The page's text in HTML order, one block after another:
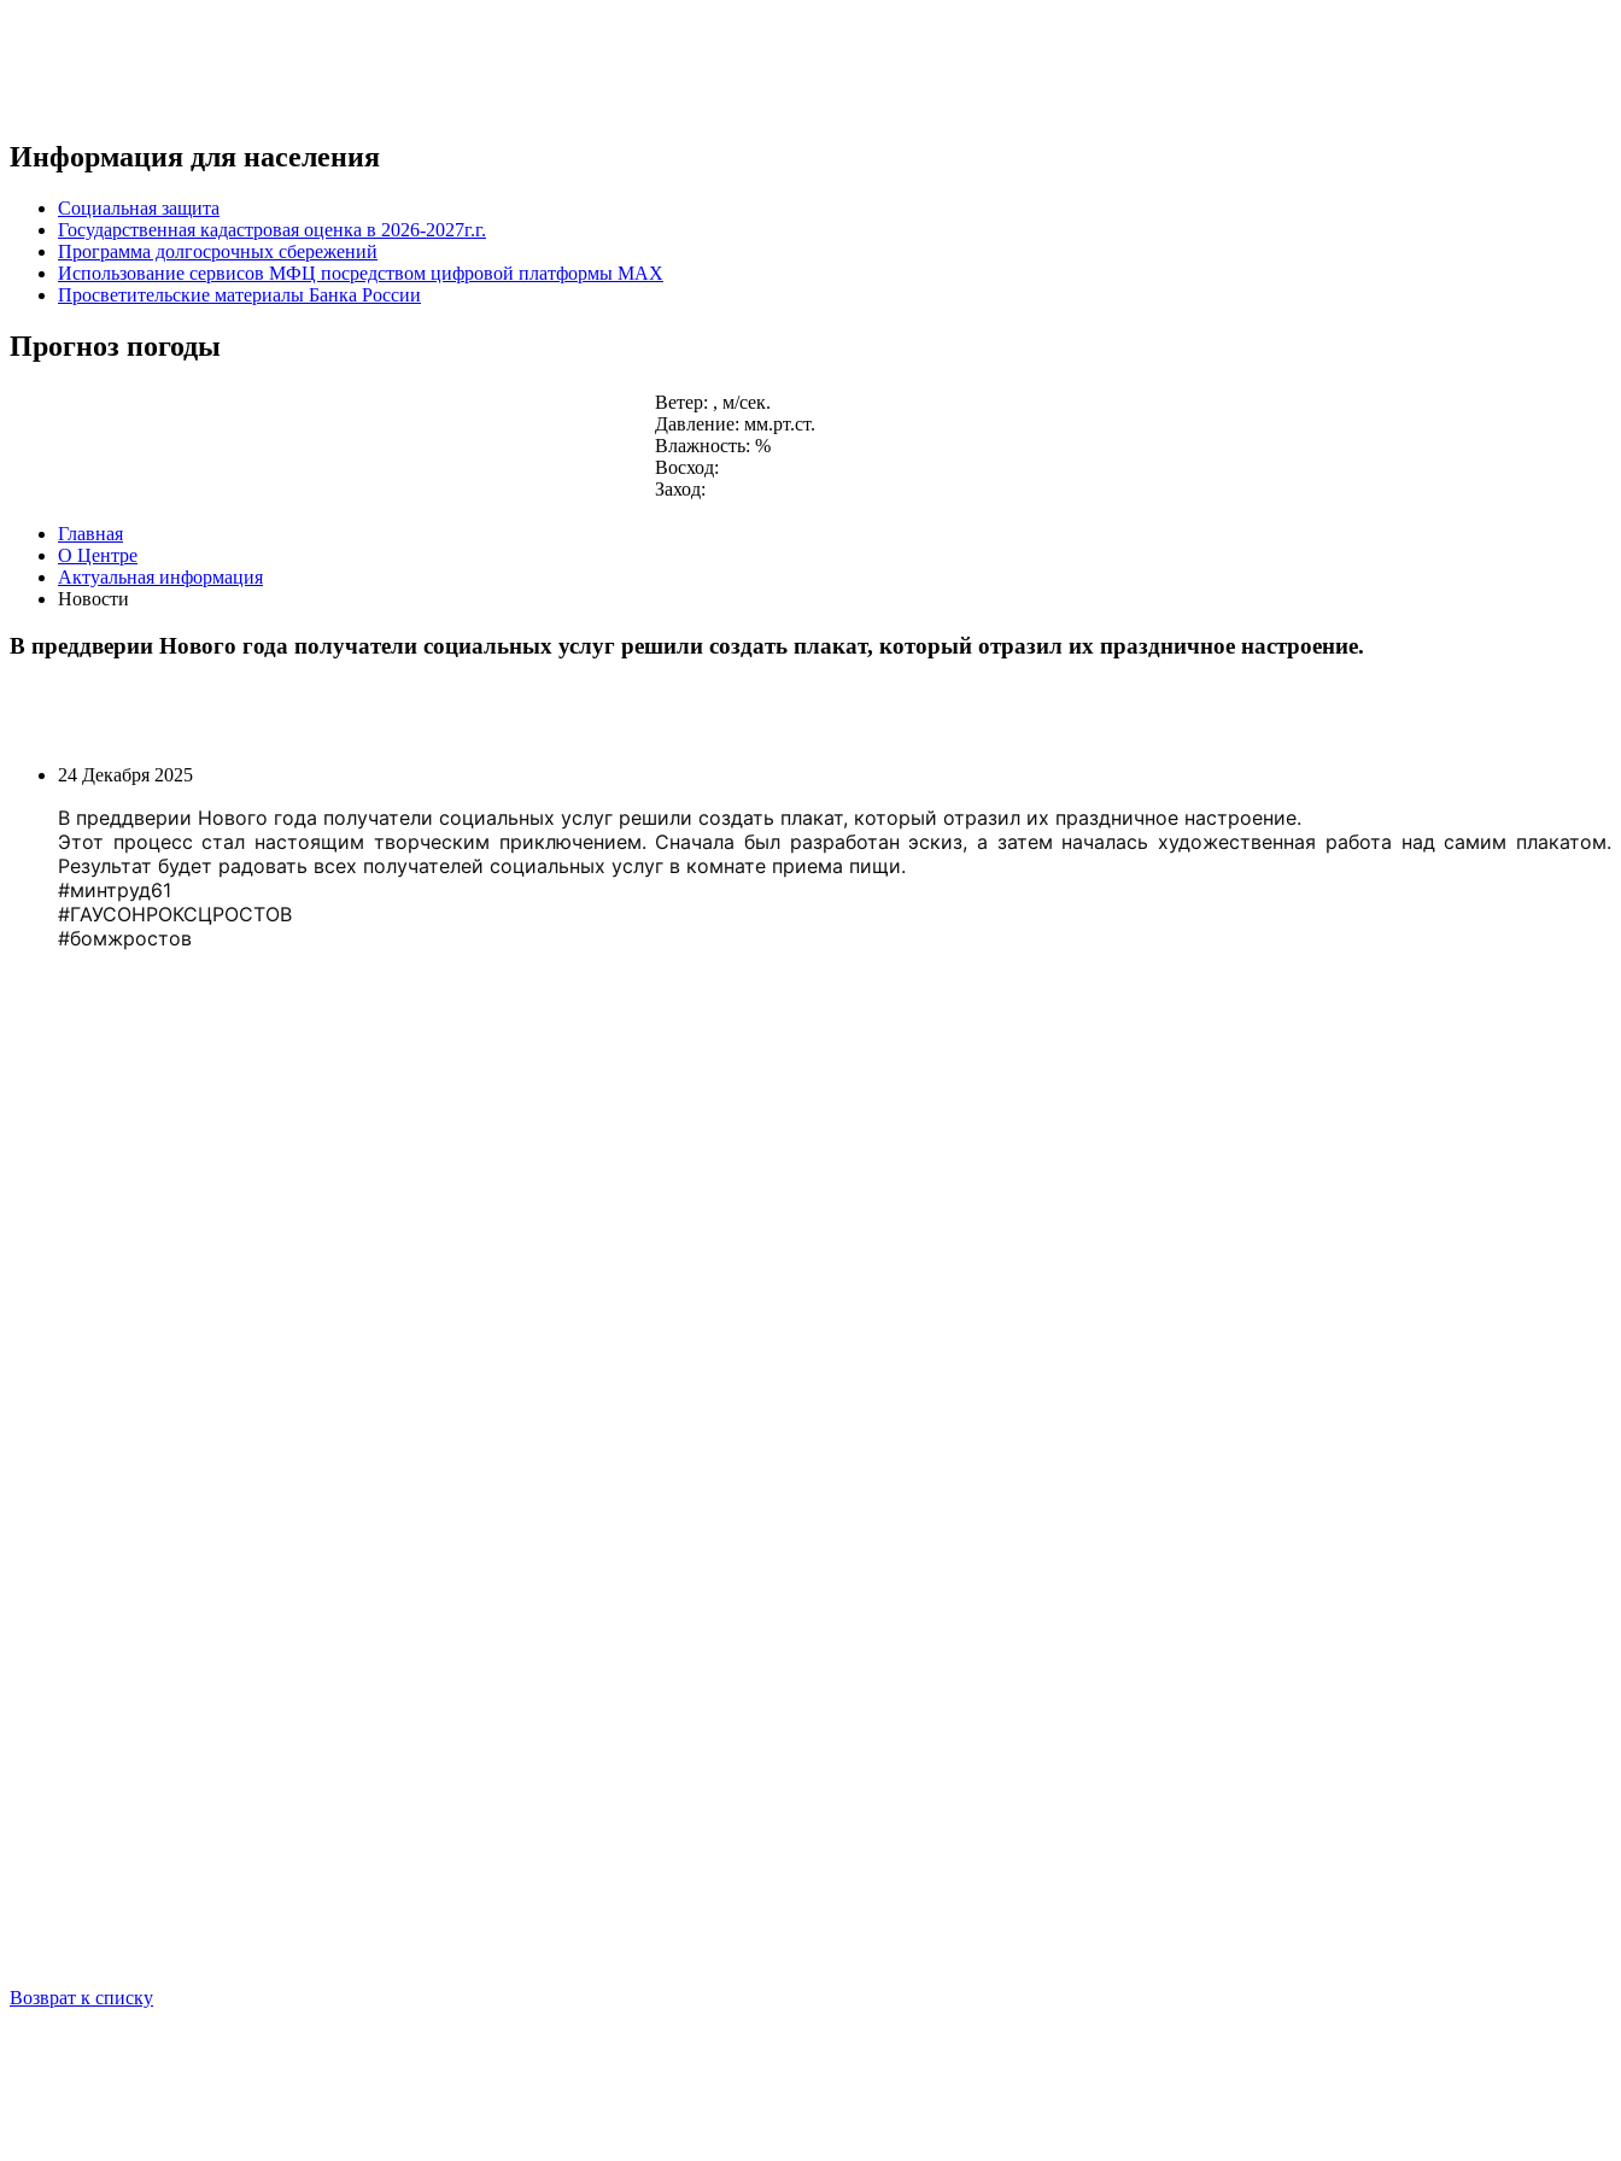
Информация для населения
Социальная защита
Государственная кадастровая оценка в 2026-2027г.г.
Программа долгосрочных сбережений
Использование сервисов МФЦ посредством цифровой платформы MAX
Просветительские материалы Банка России
Прогноз погоды
Ветер: , м/сек.
Давление: мм.рт.ст.
Влажность: %
Восход:
Заход:
Главная
О Центре
Актуальная информация
Новости
В преддверии Нового года получатели социальных услуг решили создать плакат, который отразил их праздничное настроение.
24 Декабря 2025
В преддверии Нового года получатели социальных услуг решили создать плакат, который отразил их праздничное настроение.
Этот процесс стал настоящим творческим приключением. Сначала был разработан эскиз, а затем началась художественная работа над самим плакатом.
Результат будет радовать всех получателей социальных услуг в комнате приема пищи.
#минтруд61
#ГАУСОНРОКСЦРОСТОВ
#бомжростов
Возврат к списку